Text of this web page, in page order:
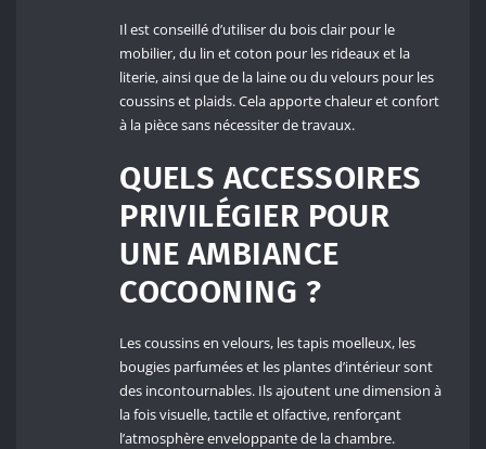
Il est conseillé d’utiliser du bois clair pour le
mobilier, du lin et coton pour les rideaux et la
literie, ainsi que de la laine ou du velours pour les
coussins et plaids. Cela apporte chaleur et confort
à la pièce sans nécessiter de travaux.
QUELS ACCESSOIRES
PRIVILÉGIER POUR
UNE AMBIANCE
COCOONING ?
Les coussins en velours, les tapis moelleux, les
bougies parfumées et les plantes d’intérieur sont
des incontournables. Ils ajoutent une dimension à
la fois visuelle, tactile et olfactive, renforçant
l’atmosphère enveloppante de la chambre.